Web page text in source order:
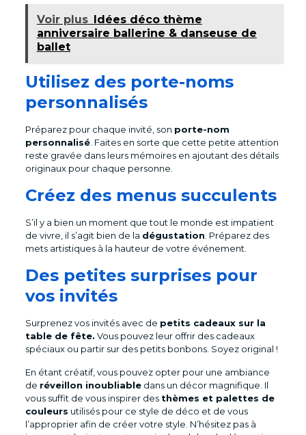
Voir plus Idées déco thème
anniversaire ballerine & danseuse de
ballet
Utilisez des porte-noms
personnalisés
Préparez pour chaque invité, son porte-nom
personnalisé. Faites en sorte que cette petite attention
reste gravée dans leurs mémoires en ajoutant des détails
originaux pour chaque personne.
Créez des menus succulents
S’il y a bien un moment que tout le monde est impatient
de vivre, il s’agit bien de la dégustation . Préparez des
mets artistiques à la hauteur de votre événement.
Des petites surprises pour
vos invités
Surprenez vos invités avec de petits cadeaux sur la
table de fête. Vous pouvez leur offrir des cadeaux
spéciaux ou partir sur des petits bonbons. Soyez original !
En étant créatif, vous pouvez opter pour une ambiance
de réveillon inoubliabledans un décor magnifique. Il
vous suffit de vous inspirer des thèmes et palettes de
couleurs utilisés pour ce style de déco et de vous
l’approprier afin de créer votre style. N’hésitez pas à